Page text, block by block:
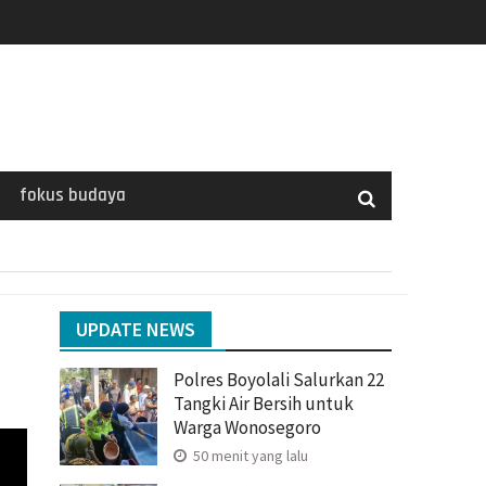
fokus budaya
UPDATE NEWS
Polres Boyolali Salurkan 22
Tangki Air Bersih untuk
Warga Wonosegoro
50 menit yang lalu